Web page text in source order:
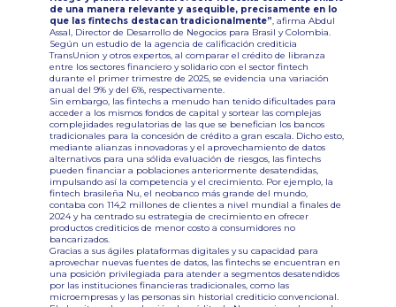
de una manera relevante y asequible, precisamente en lo
que las fintechs destacan tradicionalmente”, afirma Abdul
Assal, Director de Desarrollo de Negocios para Brasil y Colombia.
Según un estudio de la agencia de calificación crediticia
TransUnion y otros expertos, al comparar el crédito de libranza
entre los sectores financiero y solidario con el sector fintech
durante el primer trimestre de 2025, se evidencia una variación
anual del 9% y del 6%, respectivamente.
Sin embargo, las fintechs a menudo han tenido dificultades para
acceder a los mismos fondos de capital y sortear las complejas
complejidades regulatorias de las que se benefician los bancos
tradicionales para la concesión de crédito a gran escala. Dicho esto,
mediante alianzas innovadoras y el aprovechamiento de datos
alternativos para una sólida evaluación de riesgos, las fintechs
pueden financiar a poblaciones anteriormente desatendidas,
impulsando así la competencia y el crecimiento. Por ejemplo, la
fintech brasileña Nu, el neobanco más grande del mundo,
contaba con 114,2 millones de clientes a nivel mundial a finales de
2024 y ha centrado su estrategia de crecimiento en ofrecer
productos crediticios de menor costo a consumidores no
bancarizados.
Gracias a sus ágiles plataformas digitales y su capacidad para
aprovechar nuevas fuentes de datos, las fintechs se encuentran en
una posición privilegiada para atender a segmentos desatendidos
por las instituciones financieras tradicionales, como las
microempresas y las personas sin historial crediticio convencional.